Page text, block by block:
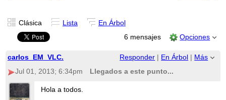
Clásica Lista
En Árbol
6 mensajes
Opciones
carlos_EM_VLC. Responder En Árbol
Más
Jul 01, 2013; 6:34pm
Llegados a este punto...
Hola a todos.